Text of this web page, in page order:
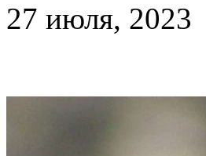
27 июля, 2023